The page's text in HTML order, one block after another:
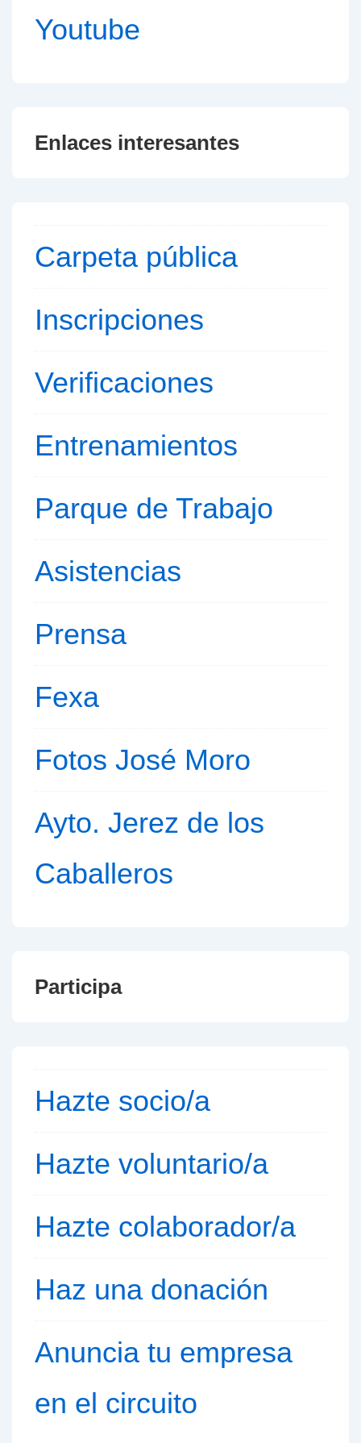
Youtube
Enlaces interesantes
Carpeta pública
Inscripciones
Verificaciones
Entrenamientos
Parque de Trabajo
Asistencias
Prensa
Fexa
Fotos José Moro
Ayto. Jerez de los
Caballeros
Participa
Hazte socio/a
Hazte voluntario/a
Hazte colaborador/a
Haz una donación
Anuncia tu empresa
en el circuito